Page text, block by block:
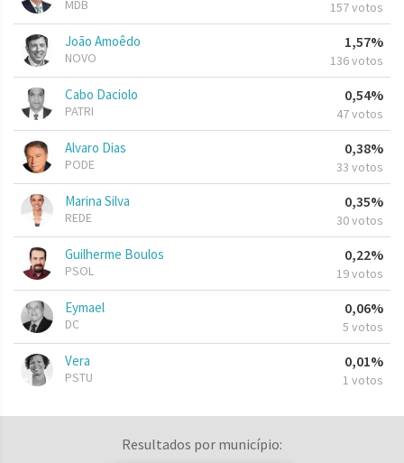
MDB 157 votos
João Amoêdo
NOVO
1,57%
136 votos
Cabo Daciolo
PATRI
0,54%
47 votos
Alvaro Dias
PODE
0,38%
33 votos
Marina Silva
REDE
0,35%
30 votos
Guilherme Boulos
PSOL
0,22%
19 votos
Eymael
DC
0,06%
5 votos
Vera
PSTU
0,01%
1 votos
Resultados por município: